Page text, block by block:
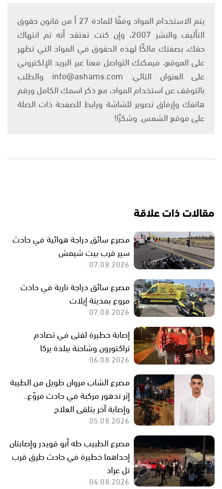
يتم الاستخدام المواد وفقًا للمادة 27 أ من قانون حقوق
التأليف والنشر 2007، وإن كنت تعتقد أنه تم انتهاك
حقك، بصفتك مالكًا لهذه الحقوق في المواد التي تظهر
على الموقع، فيمكنك التواصل معنا عبر البريد الإلكتروني
على العنوان التالي: info@ashams.com والطلب
بالتوقف عن استخدام المواد، مع ذكر اسمك الكامل ورقم
هاتفك وإرفاق تصوير للشاشة ورابط للصفحة ذات الصلة
على موقع الشمس. وشكرًا!
مقالات ذات علاقة
مصرع سائق دراجة هوائية في حادث
سير قرب بيت شيمش
07.08.2026
مصرع سائق دراجة نارية في حادث
مروع بمدينة إيلات
07.08.2026
إصابة خطيرة لفتى في تصادم
تراكتورون وشاحنة ببلدة يركا
06.08.2026
مصرع الشاب مروان طويل من الطيبة
إثر تدهور مركبة في حادث مروّع..
وإصابة آخر يتلقى العلاج
05.08.2026
مصرع الطبيب طه أبو قويدر وإصابتان
إحداهما خطيرة في حادث طرق قرب
تل عراد
04.08.2026